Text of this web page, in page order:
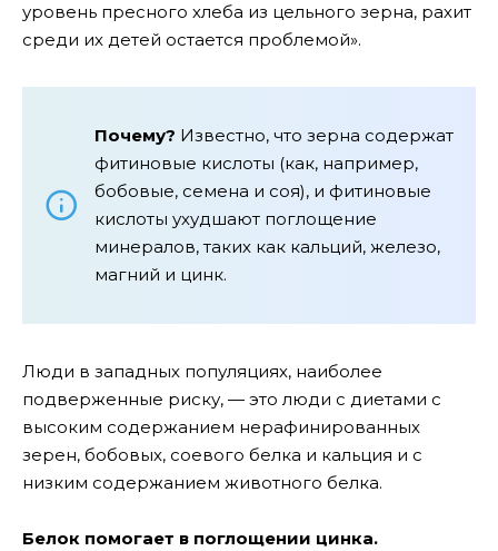
уровень пресного хлеба из цельного зерна, рахит
среди их детей остается проблемой».
Почему? Известно, что зерна содержат
фитиновые кислоты (как, например,
бобовые, семена и соя), и фитиновые
кислоты ухудшают поглощение
минералов, таких как кальций, железо,
магний и цинк.
Люди в западных популяциях, наиболее
подверженные риску, — это люди с диетами с
высоким содержанием нерафинированных
зерен, бобовых, соевого белка и кальция и с
низким содержанием животного белка.
Белок помогает в поглощении цинка.